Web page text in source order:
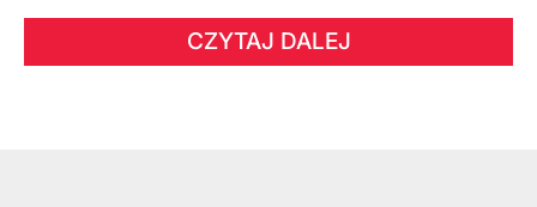
CZYTAJ DALEJ